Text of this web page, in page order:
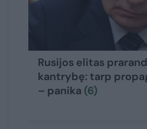
Rusijos elitas
kantrybę: tarp
– panika (6)